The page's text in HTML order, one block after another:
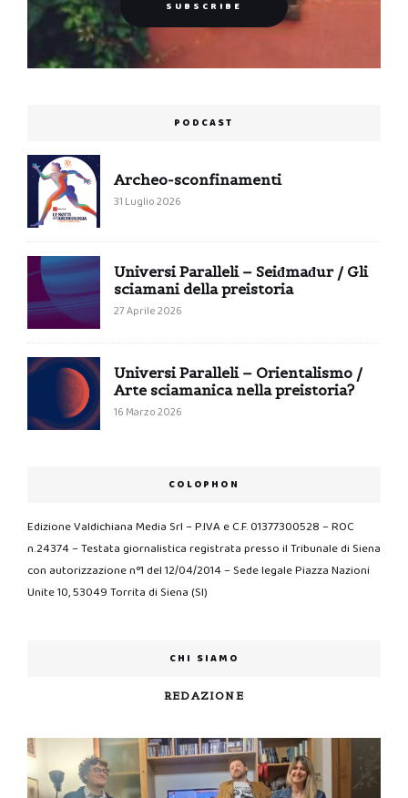
PODCAST
Archeo-sconfinamenti
31 Luglio 2026
Universi Paralleli – Seiđmađur / Gli
sciamani della preistoria
27 Aprile 2026
Universi Paralleli – Orientalismo /
Arte sciamanica nella preistoria?
16 Marzo 2026
COLOPHON
Edizione Valdichiana Media Srl – P.IVA e C.F. 01377300528 – ROC
n.24374 – Testata giornalistica registrata presso il Tribunale di Siena
con autorizzazione n°1 del 12/04/2014 – Sede legale Piazza Nazioni
Unite 10, 53049 Torrita di Siena (SI)
CHI SIAMO
REDAZIONE